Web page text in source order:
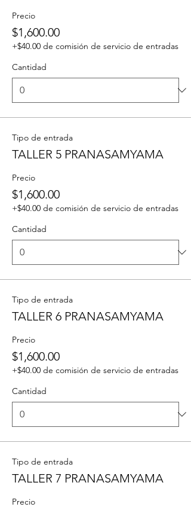
Precio
$1,600.00
+$40.00 de comisión de servicio de entradas
Cantidad
Tipo de entrada
TALLER 5 PRANASAMYAMA
Precio
$1,600.00
+$40.00 de comisión de servicio de entradas
Cantidad
Tipo de entrada
TALLER 6 PRANASAMYAMA
Precio
$1,600.00
+$40.00 de comisión de servicio de entradas
Cantidad
Tipo de entrada
TALLER 7 PRANASAMYAMA
Precio